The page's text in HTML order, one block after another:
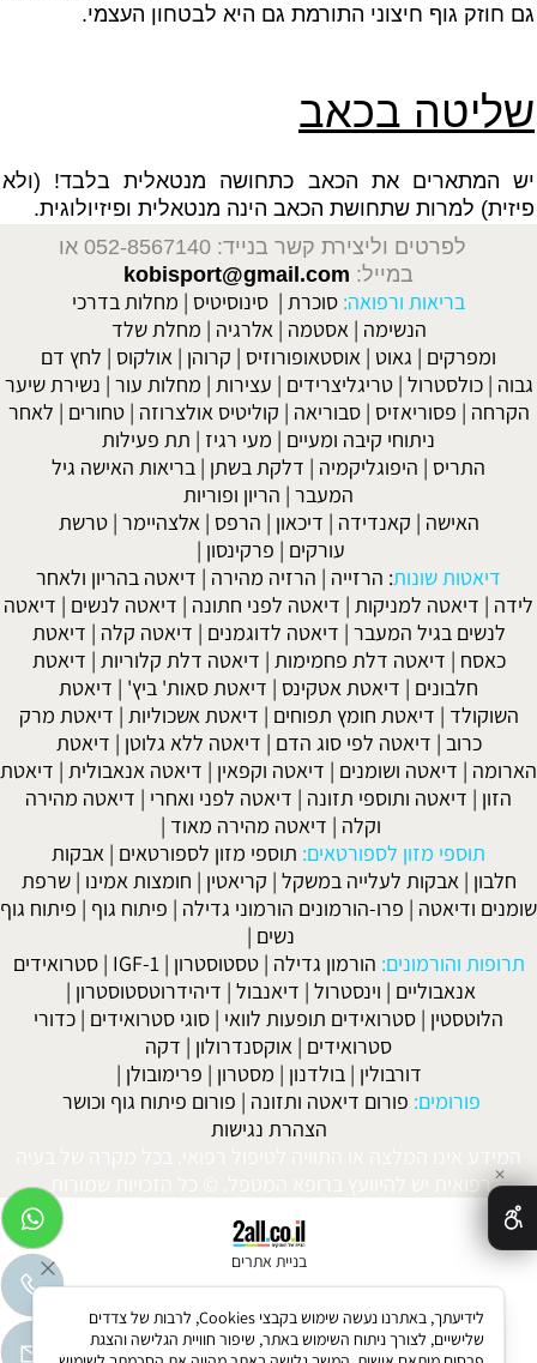
גם חוזק גוף חיצוני התורמת גם היא לבטחון העצמי.
שליטה בכאב
יש המתארים את הכאב כתחושה מנטאלית בלבד! (ולא
פיזית) למרות שתחושת הכאב הינה מנטאלית ופיזיולוגית.
לפרטים וליצירת קשר בנייד: 052-8567140
או
במייל: kobisport@gmail.com
בריאות ורפואה: סוכרת | סינוסיטיס | מחלות בדרכי
הנשימה | אסטמה | אלרגיה | מחלת שלד
ומפרקים | גאוט | אוסטאופורוזיס | קרוהן | אולקוס | לחץ דם
גבוה |כולסטרול |טריגליצרידים | עצירות | מחלות עור | נשירת שיער
הקרחה | פסוריאזיס |סבוריאה | קוליטיס אולצרוזה |טחורים | לאחר
ניתוחי קיבה ומעיים | מעי רגיז | תת פעילות
התריס | היפוגליקמיה | דלקת בשתן | בריאות האישה גיל
המעבר | הריון ופוריות
האישה | קאנדידה | דיכאון | הרפס | אלצהיימר |טרשת
עורקים | פרקינסון |
דיאטות שונות: הרזייה | הרזיה מהירה | דיאטה בהריון ולאחר
לידה | דיאטה למניקות | דיאטה לפני חתונה | דיאטה לנשים | דיאטה
לנשים בגיל המעבר | דיאטה לדוגמנים | דיאטה קלה | דיאטת
כאסח | דיאטה דלת פחמימות | דיאטה דלת קלוריות | דיאטת
חלבונים | דיאטת אטקינס | דיאטת סאות' ביץ' | דיאטת
השוקולד | דיאטת חומץ תפוחים | דיאטת אשכוליות | דיאטת מרק
כרוב | דיאטה לפי סוג הדם | דיאטה ללא גלוטן | דיאטת
הארומה | דיאטה ושומנים | דיאטה וקפאין | דיאטה אנאבולית | דיאטת
הזון | דיאטה ותוספי תזונה | דיאטה לפני ואחרי | דיאטה מהירה
וקלה | דיאטה מהירה מאוד |
תוספי מזון לספורטאים: תוספי מזון לספורטאים | אבקות
חלבון | אבקות לעלייה במשקל | קריאטין | חומצות אמינו |שרפת
שומנים ודיאטה | פרו-הורמונים הורמוני גדילה | פיתוח גוף | פיתוח גוף
נשים |
תרופות והורמונים: הורמון גדילה |טסטוסטרון |
IGF-1
|סטרואידים
אנאבוליים | וינסטרול | דיאנבול | דיהידרוטסטוסטרון |
הלוטסטין | סטרואידים תופעות לוואי | סוגי סטרואידים | כדורי
סטרואידים | אוקסנדרולון | דקה
דורבולין | בולדנון | מסטרון | פרימובולן |
פורומים: פורום דיאטה ותזונה | פורום פיתוח גוף וכושר
הצהרת נגישות
המידע אינו המלצה או התוויה לטיפול רפואי. בכל מקרה של בעיה
רפואית יש להיוועץ ברופא המטפל. © כל הזכויות שמורות.
בניית אתרים
✕
לידיעתך, באתרנו נעשה שימוש בקבצי Cookies, לרבות של צדדים
שלישיים, לצורך ניתוח השימוש באתר, שיפור חוויית הגלישה והצגת